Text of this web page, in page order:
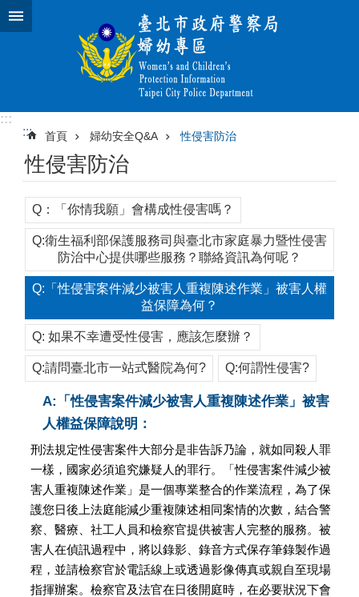
跳到主要內容區塊
:::
:::
首頁 婦幼安全Q&A 性侵害防治
性侵害防治
Q：「你情我願」會構成性侵害嗎？
Q:衛生福利部保護服務司與臺北市家庭暴力暨性侵害
防治中心提供哪些服務？聯絡資訊為何呢？
Q:「性侵害案件減少被害人重複陳述作業」被害人權
益保障為何？
Q: 如果不幸遭受性侵害，應該怎麼辦？
Q:請問臺北市一站式醫院為何? Q:何謂性侵害?
A:「性侵害案件減少被害人重複陳述作業」被害
人權益保障說明：
刑法規定性侵害案件大部分是非告訴乃論，就如同殺人罪
一樣，國家必須追究嫌疑人的罪行。「性侵害案件減少被
害人重複陳述作業」是一個專業整合的作業流程，為了保
護您日後上法庭能減少重複陳述相同案情的次數，結合警
察、醫療、社工人員和檢察官提供被害人完整的服務。被
害人在偵訊過程中，將以錄影、錄音方式保存筆錄製作過
程，並請檢察官於電話線上或透過影像傳真或親自至現場
指揮辦案。檢察官及法官在日後開庭時，在必要狀況下會